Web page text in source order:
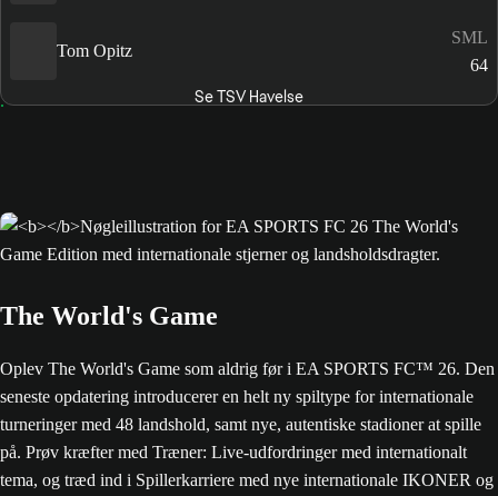
Tom Opitz
SML
64
Se TSV Havelse
The World's Game
Oplev The World's Game som aldrig før i EA SPORTS FC™ 26. Den
seneste opdatering introducerer en helt ny spiltype for internationale
turneringer med 48 landshold, samt nye, autentiske stadioner at spille
på. Prøv kræfter med Træner: Live-udfordringer med internationalt
tema, og træd ind i Spillerkarriere med nye internationale IKONER og